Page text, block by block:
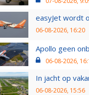
easyJet wordt
06-08-2026, 16:20
Apollo geen
06-08-2026,
In jacht op
06-08-2026, 15:56